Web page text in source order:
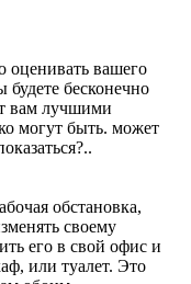
оценивать вашего
бесконечно
вам лучшими
могут быть. может
обстановка,
своему
его в свой офис и
или туалет. Это